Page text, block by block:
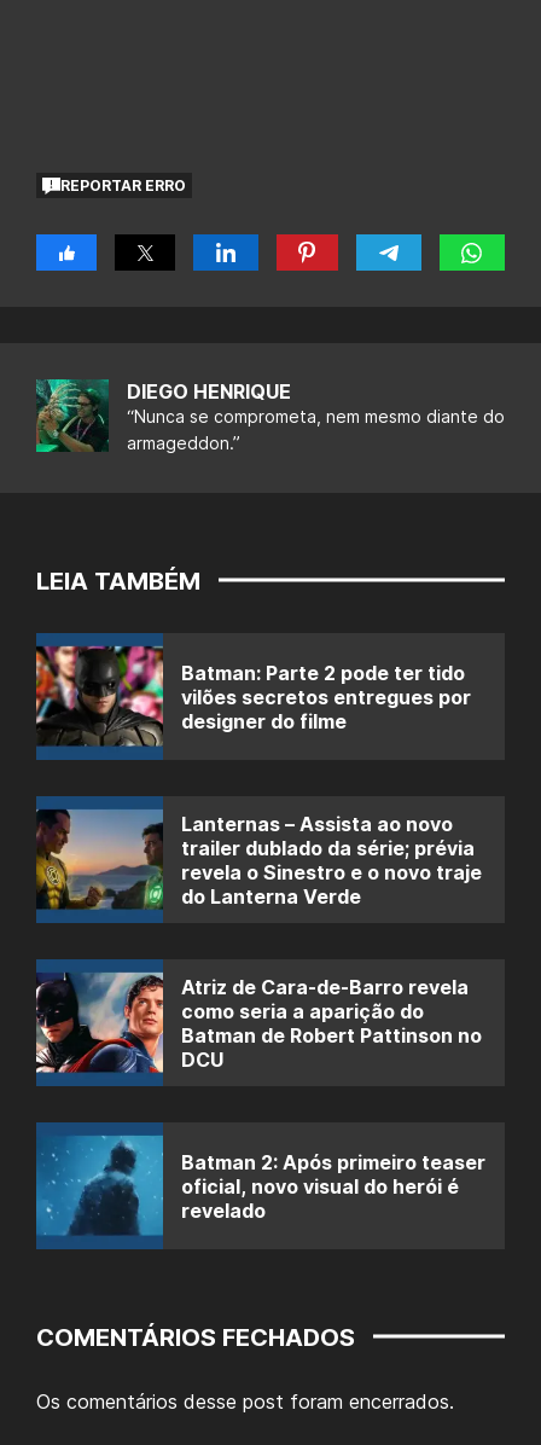
REPORTAR ERRO
DIEGO HENRIQUE
“Nunca se comprometa, nem mesmo diante do
armageddon.”
LEIA TAMBÉM
Batman: Parte 2 pode ter tido
vilões secretos entregues por
designer do filme
Lanternas – Assista ao novo
trailer dublado da série; prévia
revela o Sinestro e o novo traje
do Lanterna Verde
Atriz de Cara-de-Barro revela
como seria a aparição do
Batman de Robert Pattinson no
DCU
Batman 2: Após primeiro teaser
oficial, novo visual do herói é
revelado
COMENTÁRIOS FECHADOS
Os comentários desse post foram encerrados.